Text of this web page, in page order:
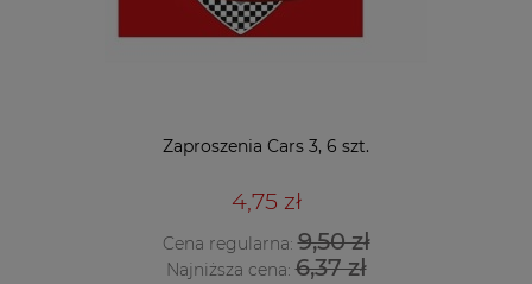
Zaproszenia Cars 3, 6 szt.
4,75 zł
Cena regularna:9,50 zł
Najniższa cena:6,37 zł